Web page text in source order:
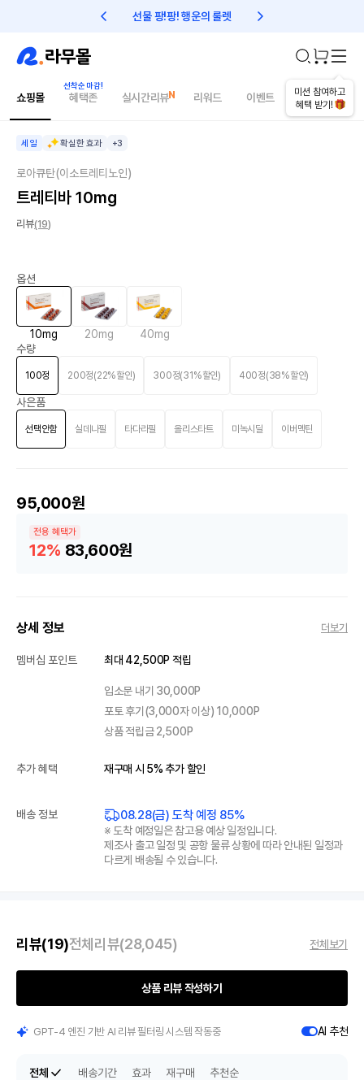
선물 팡!팡! 행운의 룰렛 친구초대 1만원 리워드!
미션 참여하고
혜택 받기!
쇼핑몰 혜택존 실시간리뷰 리워드 이벤트 건강매거진
오늘의 추천상품
세일 확실한 효과 +3
로아큐탄(이소트레티노인)
트레티바 10mg
리뷰(19)
95,000원
전용 혜택가
12% 83,600원
옵션
10mg 20mg
40mg
수량
100정 200정(22%할인) 300정(31%할인) 400정(38%할인)
사은품
선택안함 실데나필 타다라필 올리스타트 미녹시딜 이버멕틴
상세 정보 더보기
멤버십 포인트 최대 42,500P 적립
입소문 내기 30,000P
포토 후기(3,000자 이상) 10,000P
상품 적립금 2,500P
추가 혜택 재구매 시 5% 추가 할인
배송 정보 08.28(금) 도착 예정 85%
※ 도착 예정일은 참고용 예상 일정입니다.
제조사 출고 일정 및 공항 물류 상황에 따라 안내된 일정과
다르게 배송될 수 있습니다.
리뷰(19)전체리뷰(28,045) 전체보기
상품 리뷰 작성하기
GPT-4 엔진 기반 AI 리뷰 필터링 시스템 작동중
전체 배송기간 효과 재구매 추천순
AI 추천